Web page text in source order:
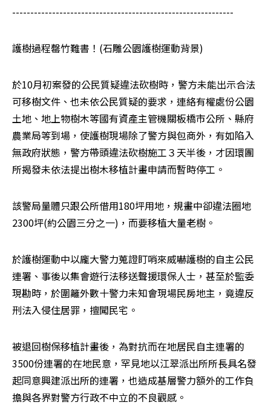
-------------------------------------------------------------
護樹過程罄竹難書！(石雕公園護樹運動背景)
於10月初案發的公民質疑違法砍樹時，警方未能出示合法
可移樹文件、也未依公民質疑的要求，連絡有權處份公園
土地、地上物樹木等國有資產主管機關板橋市公所、縣府
農業局等到場，使護樹現場除了警方與包商外，有如陷入
無政府狀態，警方帶頭違法砍樹施工３天半後，才因環團
所揭發未依法提出樹木移植計畫申請而暫時停工。
該警局量體只跟公所借用180坪用地，規畫中卻違法圈地
2300坪(約公園三分之一)，而要移植大量老樹。
於護樹運動中以龐大警力蒐證盯哨來威嚇護樹的自主公民
連署、事後以集會遊行法移送聲援環保人士，甚至於監委
現勘時，於圍籬外數十警力未知會現場民房地主，竟違反
刑法入侵住居罪，擅闖民宅。
被退回樹保移植計畫後，為對抗而在地居民自主連署的
3500份連署的在地民意，罕見地以江翠派出所所長具名發
起同意興建派出所的連署，也造成基層警力額外的工作負
擔與各界對警方行政不中立的不良觀感。